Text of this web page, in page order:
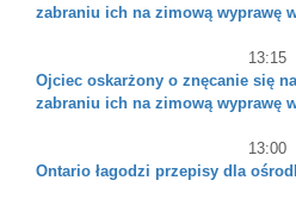
zabraniu ich na zimową wyprawę
13:15
Ojciec oskarżony o znęcanie się
zabraniu ich na zimową wyprawę
13:00
Ontario łagodzi przepisy dla